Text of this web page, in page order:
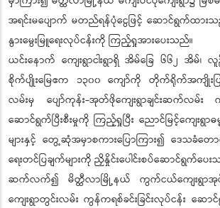
အရင်းမပျောက် မတည်ရန်ပုံငွေဖြင့် ဆောင်ရွက်ထာ
နွားမွေးမြူရေးလုပ်ငန်းကို ကြည့်ရှုအားပေးသည်။
ယင်းနောက် ကျေးရွာငါးရွာရှိ အိမ်ခြေ ၆၆၂ အိမ်၊
စိုက်ပျိုးမြေဧက ၁၃၀၀ ကျော်ကို တိုက်ရိုက်အကျိုးပ
လမ်းမှ ပျော်ကုန်း-အုတ်ဖိုကျေးရွာချင်းဆက်လမ်း ကတ္
ဆောင်ရွက်ပြီးစီးမှုကို ကြည့်ရှုပြီး ညောင်မြင့်ကျေးရွာ
များနှင့် တွေ့ဆုံအမှာစကားပြောကြား၍ ဒေသခံတေ
ရေးတင်ပြချက်များကို ညှိနှိုင်းပေါင်းစပ်ဆောင်ရွက်ပေ
ဆက်လက်၍ မိတ္ထီလာမြို့နယ် ကွက်ငယ်ကျေးရွာအုပ်
ကျေးရွာတွင်းလမ်း ကွန်ကရစ်ခင်းခြင်းလုပ်ငန်း ဆေ